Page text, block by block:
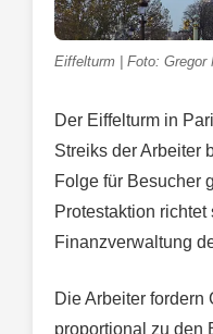
Eiffelturm | Foto: Gregor
Der Eiffelturm in
Streiks der Arbeiter
Folge für Besucher
Protestaktion
Finanzverwaltung
Die Arbeiter fordern
proportional zu den